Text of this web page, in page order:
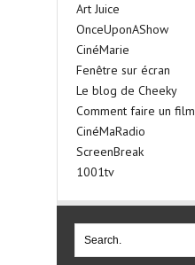
Art Juice
OnceUponAShow
CinéMarie
Fenêtre sur écran
Le blog de Cheeky
Comment faire un film
CinéMaRadio
ScreenBreak
1001tv